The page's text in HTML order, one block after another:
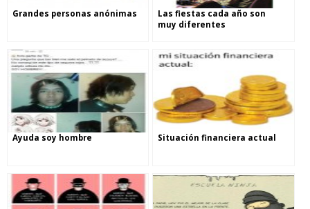
Grandes personas anónimas
Las fiestas cada año son
muy diferentes
Ayuda soy hombre Situación financiera actual